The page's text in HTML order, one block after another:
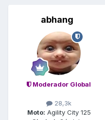
abhang
Moderador Global
28,3k
Moto: Agility City 125